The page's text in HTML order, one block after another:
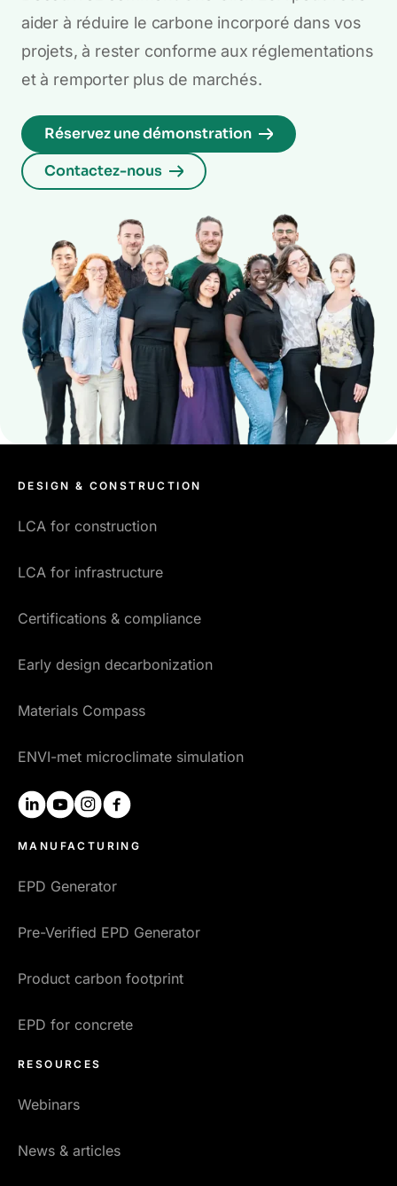
aider à réduire le carbone incorporé dans vos
projets, à rester conforme aux réglementations
et à remporter plus de marchés.
Réservez une démonstration
Contactez-nous
DESIGN & CONSTRUCTION
LCA for construction
LCA for infrastructure
Certifications & compliance
Early design decarbonization
Materials Compass
ENVI-met microclimate simulation
linkedinyoutubeinstagram
MANUFACTURING
EPD Generator
Pre-Verified EPD Generator
Product carbon footprint
EPD for concrete
RESOURCES
Webinars
News & articles